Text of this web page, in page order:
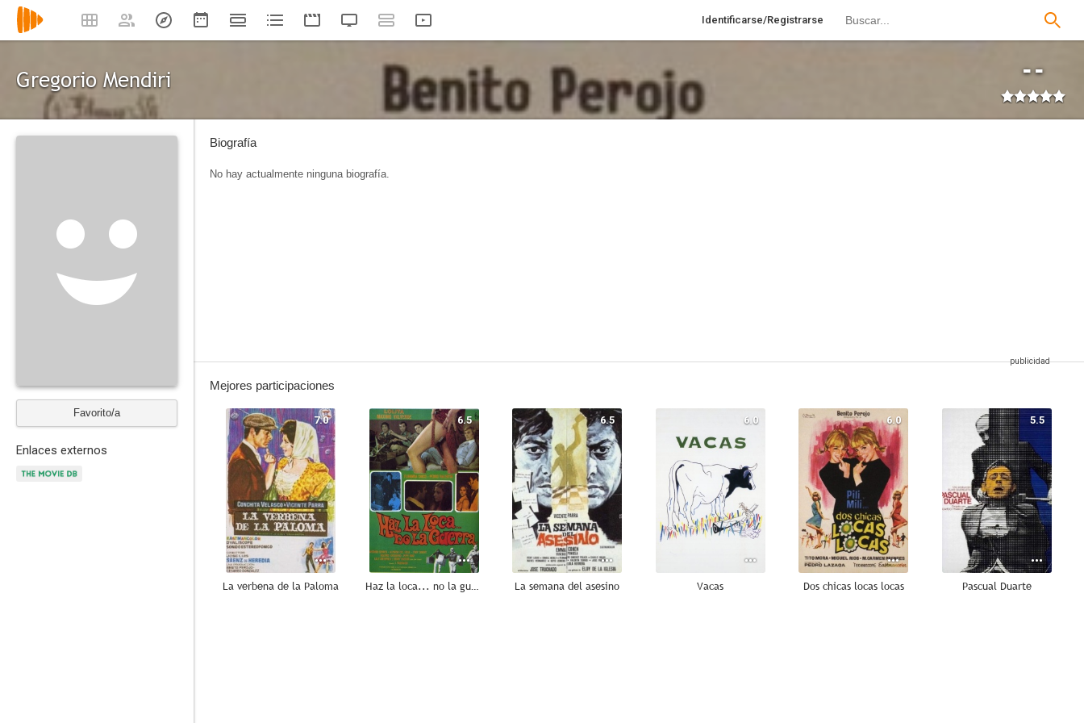
Identificarse/Registrarse
Gregorio Mendiri --
Favorito/a
Enlaces externos
Biografía
No hay actualmente ninguna biografía.
Mejores participaciones
7.0
La verbena de la Paloma
6.5
Haz la loca... no la guerra
6.5
La semana del asesino
6.0
Vacas
6.0
Dos chicas locas locas
5.5
Pascual Duarte